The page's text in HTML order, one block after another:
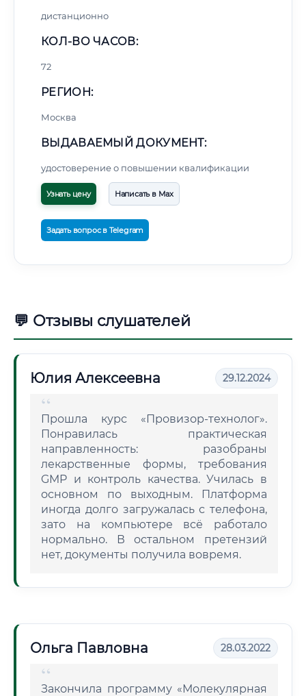
дистанционно
КОЛ-ВО ЧАСОВ:
72
РЕГИОН:
Москва
ВЫДАВАЕМЫЙ ДОКУМЕНТ:
удостоверение о повышении квалификации
Узнать цену Написать в Max
Задать вопрос в Telegram
💬 Отзывы слушателей
Юлия Алексеевна 29.12.2024
Прошла курс «Провизор-технолог».
Понравилась практическая
направленность: разобраны
лекарственные формы, требования
GMP и контроль качества. Училась в
основном по выходным. Платформа
иногда долго загружалась с телефона,
зато на компьютере всё работало
нормально. В остальном претензий
нет, документы получила вовремя.
Ольга Павловна 28.03.2022
Закончила программу «Молекулярная